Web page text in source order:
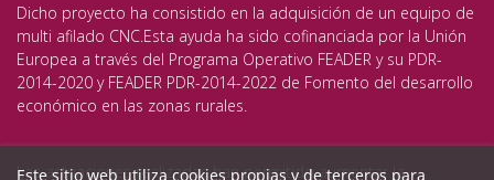
Este sitio web utiliza cookies propias y de terceros para
Dicho proyecto ha consistido en la adquisición de un equipo de
multi afilado CNC.Esta ayuda ha sido cofinanciada por la Unión
Europea a través del Programa Operativo FEADER y su PDR-
2014-2020 y FEADER PDR-2014-2022 de Fomento del desarrollo
económico en las zonas rurales.
Las actuaciones realizadas han permitido aumentar la